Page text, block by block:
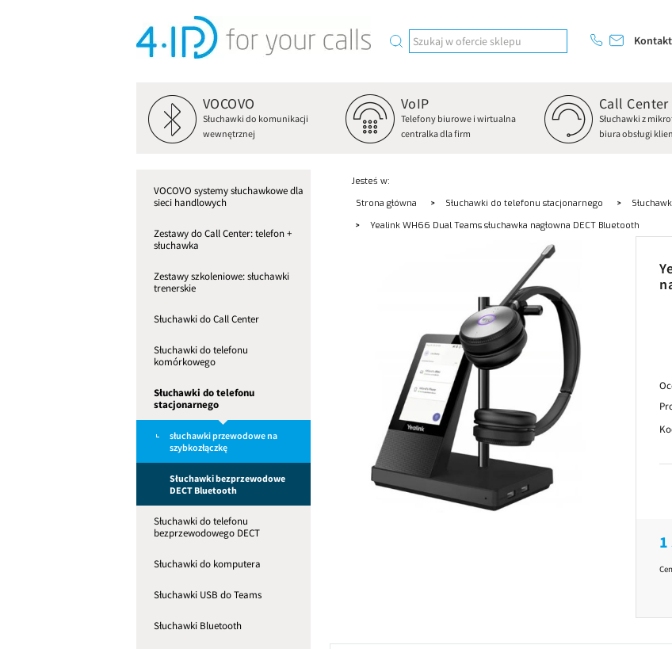
Kontakt
VOCOVO
Słuchawki do komunikacji
wewnętrznej
VoIP
Telefony biurowe i wirtualna
centralka dla firm
Call Center
Słuchawki z
biura obsługi
VOCOVO systemy słuchawkowe dla
sieci handlowych
Zestawy do Call Center: telefon +
słuchawka
Zestawy szkoleniowe: słuchawki
trenerskie
Słuchawki do Call Center
Słuchawki do telefonu
komórkowego
Słuchawki do telefonu
stacjonarnego
słuchawki przewodowe na
szybkozłączkę
Słuchawki bezprzewodowe
DECT Bluetooth
Słuchawki do telefonu
bezprzewodowego DECT
Słuchawki do komputera
Słuchawki USB do Teams
Słuchawki Bluetooth
Jesteś w:
Strona główna
Słuchawki do telefonu stacjonarnego
Yealink WH66 Dual Teams słuchawka nagłowna DECT Bluetooth
1